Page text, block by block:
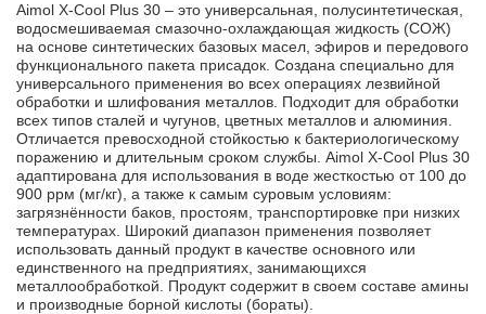
Aimol X-Cool Plus 30 – это универсальная, полусинтетическая,
водосмешиваемая смазочно-охлаждающая жидкость (СОЖ)
на основе синтетических базовых масел, эфиров и передового
функционального пакета присадок. Создана специально для
универсального применения во всех операциях лезвийной
обработки и шлифования металлов. Подходит для обработки
всех типов сталей и чугунов, цветных металлов и алюминия.
Отличается превосходной стойкостью к бактериологическому
поражению и длительным сроком службы. Aimol X-Cool Plus 30
адаптирована для использования в воде жесткостью от 100 до
900 ррм (мг/кг), а также к самым суровым условиям:
загрязнённости баков, простоям, транспортировке при низких
температурах. Широкий диапазон применения позволяет
использовать данный продукт в качестве основного или
единственного на предприятиях, занимающихся
металлообработкой. Продукт содержит в своем составе амины
и производные борной кислоты (бораты).